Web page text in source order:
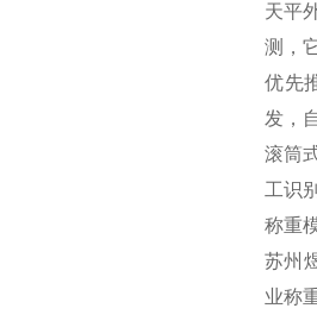
天平
测，
优先
发，
滚筒
工识
称重
苏州
业称